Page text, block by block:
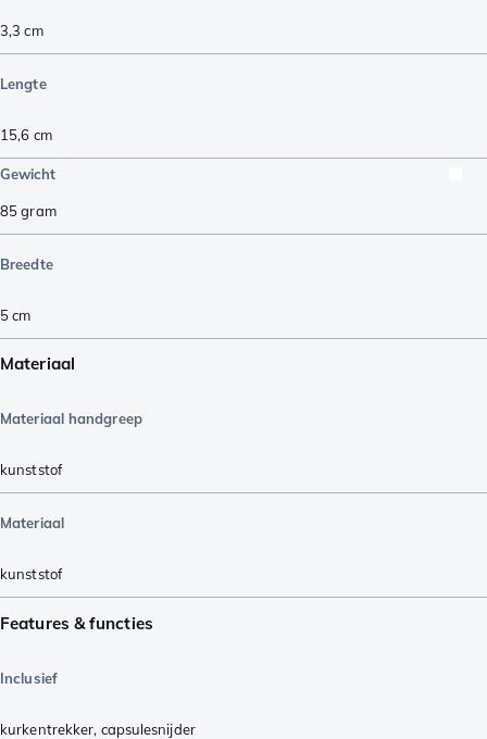
3,3 cm
Lengte
15,6 cm
Gewicht
85gram
Breedte
5cm
Materiaal
Materiaal handgreep
kunststof
Materiaal
kunststof
Features & functies
Inclusief
kurkentrekker, capsulesnijder